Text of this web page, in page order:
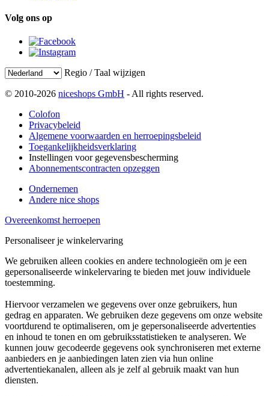
Volg ons op
Regio / Taal wijzigen
© 2010-2026 niceshops GmbH - All rights reserved.
Colofon
Privacybeleid
Algemene voorwaarden en herroepingsbeleid
Toegankelijkheidsverklaring
Instellingen voor gegevensbescherming
Abonnementscontracten opzeggen
Ondernemen
Andere nice shops
Overeenkomst herroepen
Personaliseer je winkelervaring
We gebruiken alleen cookies en andere technologieën om je een
gepersonaliseerde winkelervaring te bieden met jouw individuele
toestemming.
Hiervoor verzamelen we gegevens over onze gebruikers, hun
gedrag en apparaten. We gebruiken deze gegevens om onze website
voortdurend te optimaliseren, om je gepersonaliseerde advertenties
en inhoud te tonen en om gebruiksstatistieken te analyseren. We
kunnen jouw gecodeerde gegevens ook synchroniseren met externe
aanbieders en je aanbiedingen laten zien via hun online
advertentiekanalen, alleen als je zelf al gebruik maakt van hun
diensten.